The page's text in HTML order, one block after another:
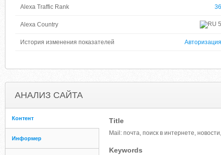
Alexa Traffic Rank 36
Alexa Country 5
История изменения показателей Авторизация
АНАЛИЗ САЙТА
Контент
Информер
Title
Mail: почта, поиск в интернете,
Keywords